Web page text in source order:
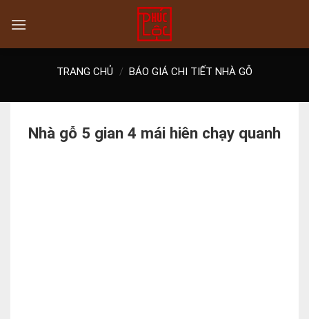
TRANG CHỦ / BÁO GIÁ CHI TIẾT NHÀ GỖ
Nhà gỗ 5 gian 4 mái hiên chạy quanh